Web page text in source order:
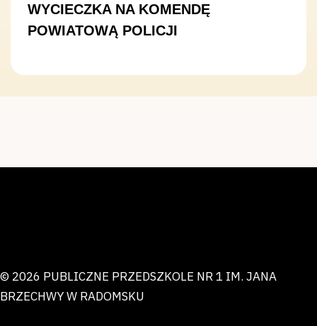
WYCIECZKA NA KOMENDĘ
POWIATOWĄ POLICJI
© 2026 PUBLICZNE PRZEDSZKOLE NR 1 IM. JANA
BRZECHWY W RADOMSKU